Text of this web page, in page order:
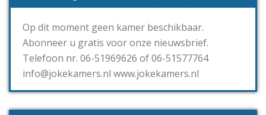
Op dit moment geen kamer beschikbaar.
Abonneer u gratis voor onze nieuwsbrief.
Telefoon nr. 06-51969626 of 06-51577764
info@jokekamers.nl www.jokekamers.nl